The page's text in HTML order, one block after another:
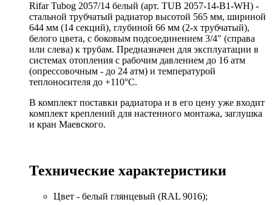
Rifar Tubog 2057/14 белый (арт. TUB 2057-14-B1-WH) -
стальной трубчатый радиатор высотой 565 мм, шириной
644 мм (14 секций), глубиной 66 мм (2-х трубчатый),
белого цвета, с боковым подсоединением 3/4" (справа
или слева) к трубам. Предназначен для эксплуатации в
системах отопления с рабочим давлением до 16 атм
(опрессовочным - до 24 атм) и температурой
теплоносителя до +110°С.
В комплект поставки радиатора и в его цену уже входит
комплект креплений для настенного монтажа, заглушка
и кран Маевского.
Технические характеристики
Цвет - белый глянцевый (RAL 9016);